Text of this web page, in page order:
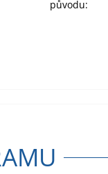
původu: